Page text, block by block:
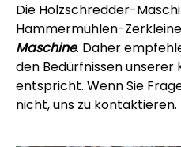
Die Holzschredder-
Hammermühlen-
Maschine. Daher
den Bedürfnissen unserer
entspricht. Wenn Sie
nicht, uns zu kontaktieren.